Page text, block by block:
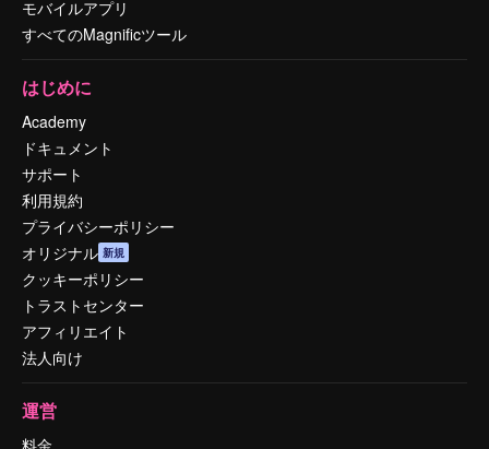
モバイルアプリ
すべてのMagnificツール
はじめに
Academy
ドキュメント
サポート
利用規約
プライバシーポリシー
オリジナル 新規
クッキーポリシー
トラストセンター
アフィリエイト
法人向け
運営